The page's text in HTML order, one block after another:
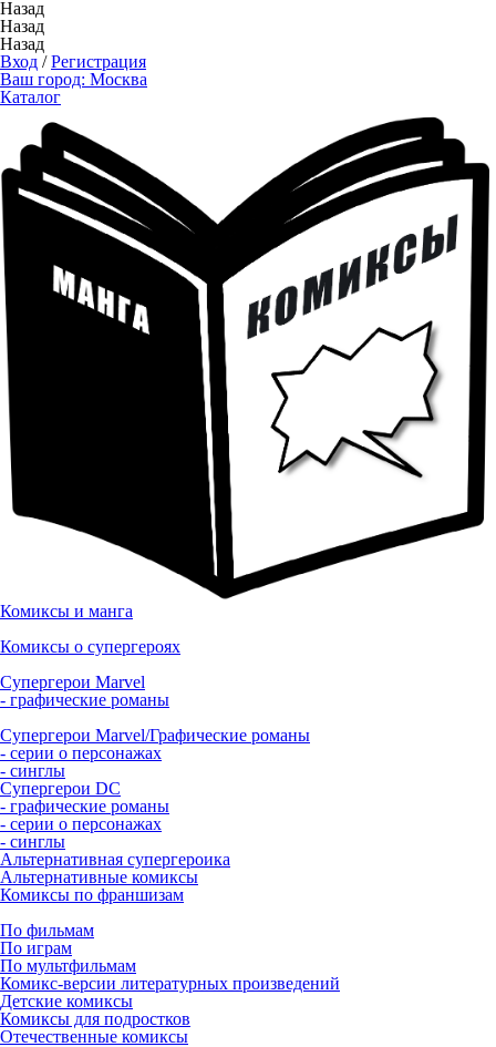
Назад
Назад
Назад
Вход /Регистрация
Ваш город: Москва
Каталог
Комиксы и манга
Комиксы о супергероях
Супергерои Marvel
- графические романы
Супергерои Marvel/Графические романы
- серии о персонажах
- синглы
Супергерои DC
- графические романы
- серии о персонажах
- синглы
Альтернативная супергероика
Альтернативные комиксы
Комиксы по франшизам
По фильмам
По играм
По мультфильмам
Комикс-версии литературных произведений
Детские комиксы
Комиксы для подростков
Отечественные комиксы